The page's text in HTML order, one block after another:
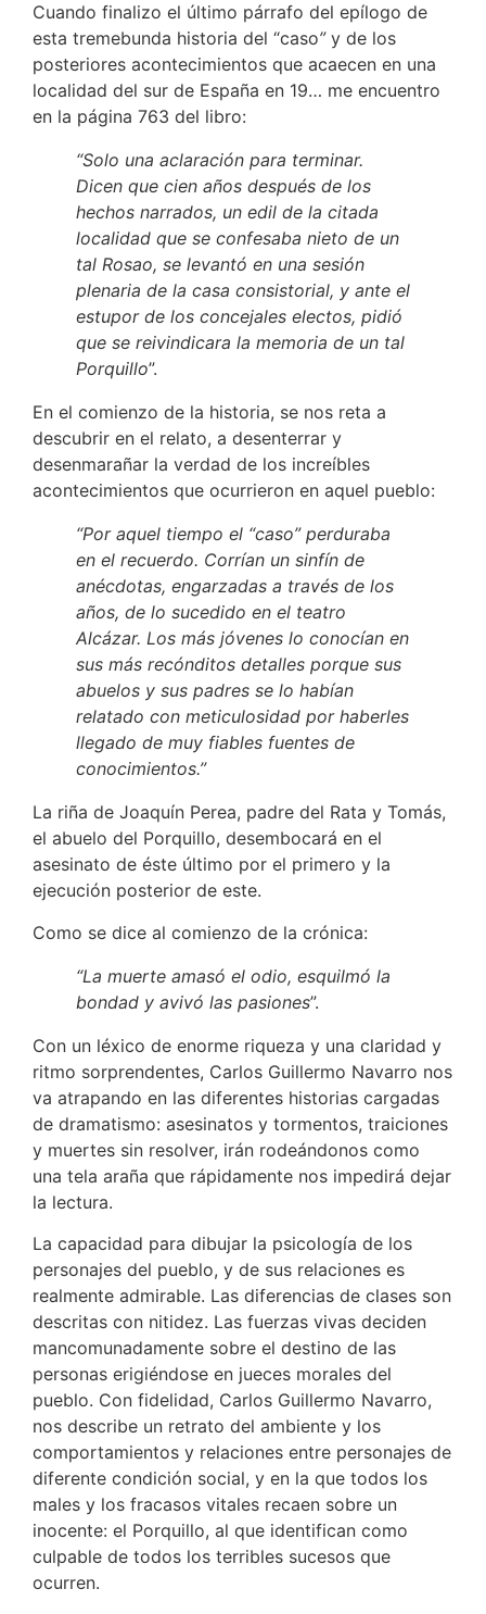
Cuando finalizo el último párrafo del epílogo de
esta tremebunda historia del “caso”y de los
posteriores acontecimientos que acaecen en una
localidad del sur de España en 19… me encuentro
en la página 763 del libro:
“Solo una aclaración para terminar.
Dicen que cien años después de los
hechos narrados, un edil de la citada
localidad que se confesaba nieto de un
tal Rosao, se levantó en una sesión
plenaria de la casa consistorial, y ante el
estupor de los concejales electos, pidió
que se reivindicara la memoria de un tal
Porquillo”.
En el comienzo de la historia, se nos reta a
descubrir en el relato, a desenterrar y
desenmarañar la verdad de los increíbles
acontecimientos que ocurrieron en aquel pueblo:
“Por aquel tiempo el “caso” perduraba
en el recuerdo. Corrían un sinfín de
anécdotas, engarzadas a través de los
años, de lo sucedido en el teatro
Alcázar. Los más jóvenes lo conocían en
sus más recónditos detalles porque sus
abuelos y sus padres se lo habían
relatado con meticulosidad por haberles
llegado de muy fiables fuentes de
conocimientos.”
La riña de Joaquín Perea, padre del Rata y Tomás,
el abuelo del Porquillo, desembocará en el
asesinato de éste último por el primero y la
ejecución posterior de este.
Como se dice al comienzo de la crónica:
“La muerte amasó el odio, esquilmó la
bondad y avivó las pasiones”.
Con un léxico de enorme riqueza y una claridad y
ritmo sorprendentes, Carlos Guillermo Navarro nos
va atrapando en las diferentes historias cargadas
de dramatismo: asesinatos y tormentos, traiciones
y muertes sin resolver, irán rodeándonos como
una tela araña que rápidamente nos impedirá dejar
la lectura.
La capacidad para dibujar la psicología de los
personajes del pueblo, y de sus relaciones es
realmente admirable. Las diferencias de clases son
descritas con nitidez. Las fuerzas vivas deciden
mancomunadamente sobre el destino de las
personas erigiéndose en jueces morales del
pueblo. Con fidelidad, Carlos Guillermo Navarro,
nos describe un retrato del ambiente y los
comportamientos y relaciones entre personajes de
diferente condición social, y en la que todos los
males y los fracasos vitales recaen sobre un
inocente: el Porquillo, al que identifican como
culpable de todos los terribles sucesos que
ocurren.